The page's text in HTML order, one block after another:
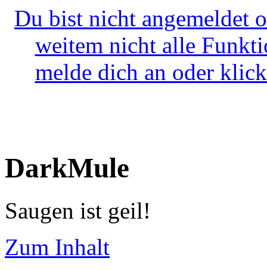
Du bist nicht angemeldet
weitem nicht alle
melde dich an oder
DarkMule
Saugen ist geil!
Zum Inhalt